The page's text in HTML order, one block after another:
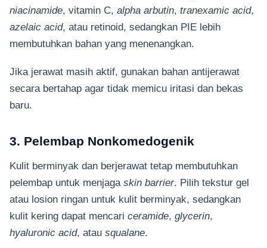
niacinamide, vitamin C, alpha arbutin, tranexamic acid,
azelaic acid, atau retinoid, sedangkan PIE lebih
membutuhkan bahan yang menenangkan.
Jika jerawat masih aktif, gunakan bahan antijerawat
secara bertahap agar tidak memicu iritasi dan bekas
baru.
3. Pelembap Nonkomedogenik
Kulit berminyak dan berjerawat tetap membutuhkan
pelembap untuk menjaga skin barrier. Pilih tekstur gel
atau losion ringan untuk kulit berminyak, sedangkan
kulit kering dapat mencari ceramide, glycerin,
hyaluronic acid, atau squalane.